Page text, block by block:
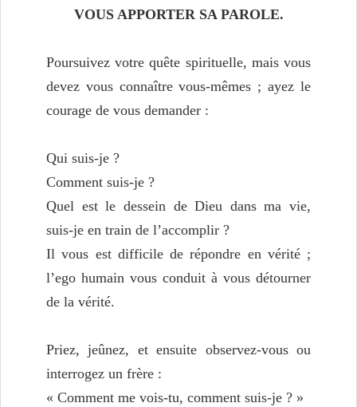
VOUS APPORTER SA PAROLE.
Poursuivez votre quête spirituelle, mais vous
devez vous connaître vous-mêmes ; ayez le
courage de vous demander :
Qui suis-je ?
Comment suis-je ?
Quel est le dessein de Dieu dans ma vie,
suis-je en train de l’accomplir ?
Il vous est difficile de répondre en vérité ;
l’ego humain vous conduit à vous détourner
de la vérité.
Priez, jeûnez, et ensuite observez-vous ou
interrogez un frère :
« Comment me vois-tu, comment suis-je ? »